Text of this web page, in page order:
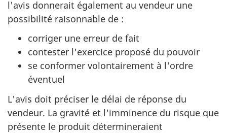
l'avis donnerait également au vendeur une
possibilité raisonnable de :
corriger une erreur de fait
contester l'exercice proposé du pouvoir
se conformer volontairement à l'ordre
éventuel
L'avis doit préciser le délai de réponse du
vendeur. La gravité et l'imminence du risque que
présente le produit détermineraient